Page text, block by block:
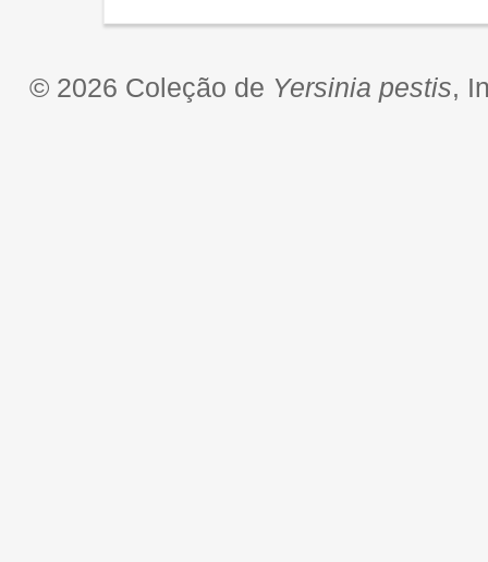
© 2026 Coleção de Yersinia pestis,